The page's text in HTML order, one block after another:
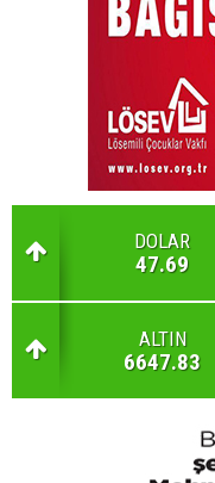
DOLAR
47.69
ALTIN
6647.83